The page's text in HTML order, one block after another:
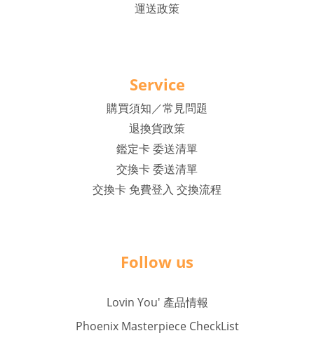
運送政策
Service
購買須知／常見問題
退換貨政策
鑑定卡 委送清單
交換卡 委送清單
交換卡 免費登入 交換流程
Follow us
Lovin You' 產品情報
Phoenix Masterpiece CheckList